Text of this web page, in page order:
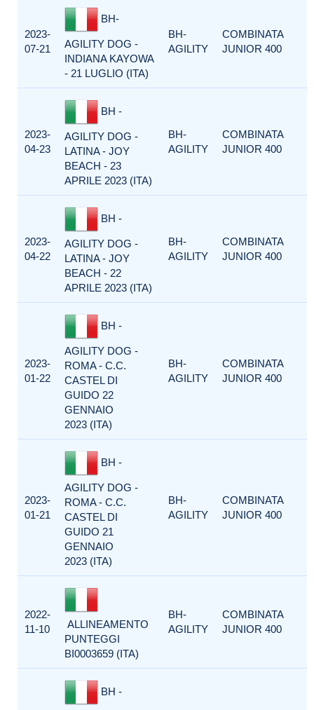
2023-
07-21
BH-
AGILITY DOG -
INDIANA KAYOWA
- 21 LUGLIO (ITA)
BH-
AGILITY
COMBINATA
JUNIOR 400
2023-
04-23
BH -
AGILITY DOG -
LATINA - JOY
BEACH - 23
APRILE 2023 (ITA)
BH-
AGILITY
COMBINATA
JUNIOR 400
2023-
04-22
BH -
AGILITY DOG -
LATINA - JOY
BEACH - 22
APRILE 2023 (ITA)
BH-
AGILITY
COMBINATA
JUNIOR 400
2023-
01-22
BH -
AGILITY DOG -
ROMA - C.C.
CASTEL DI
GUIDO 22
GENNAIO
2023 (ITA)
BH-
AGILITY
COMBINATA
JUNIOR 400
2023-
01-21
BH -
AGILITY DOG -
ROMA - C.C.
CASTEL DI
GUIDO 21
GENNAIO
2023 (ITA)
BH-
AGILITY
COMBINATA
JUNIOR 400
2022-
11-10
ALLINEAMENTO
PUNTEGGI
BI0003659 (ITA)
BH-
AGILITY
COMBINATA
JUNIOR 400
BH -